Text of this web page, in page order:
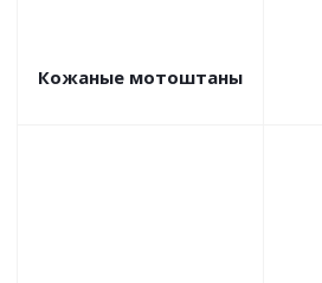
Кожаные мотоштаны